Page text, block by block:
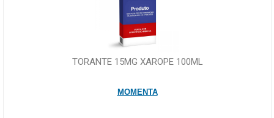
TORANTE 15MG XAROPE 100ML
MOMENTA